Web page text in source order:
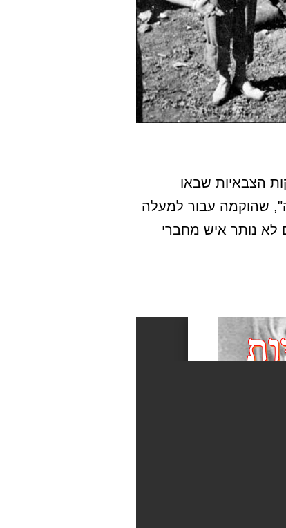
הצבאיות שבאו
שהוקמה עבור למעלה
לא נותר איש מחברי